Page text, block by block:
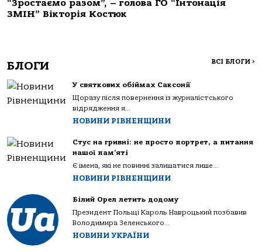
“Зростаємо разом”, – голова ГО “Інтонація
ЗМІН” Вікторія Костюк
БЛОГИ ВСІ БЛОГИ >
У святкових обіймах Саксонії
Щоразу після повернення із журналістського
відрядження я...
НОВИНИ РІВНЕНЩИНИ
Стус на гривні: не просто портрет, а питання
нашої пам’яті
Є імена, які не повинні залишатися лише...
НОВИНИ РІВНЕНЩИНИ
Білий Орел летить додому
Президент Польщі Кароль Навроцький позбавив
Володимира Зеленського...
НОВИНИ УКРАЇНИ